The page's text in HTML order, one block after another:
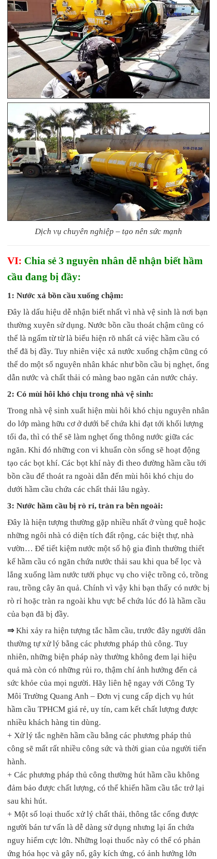
Dịch vụ chuyên nghiệp – tạo nên sức mạnh
VI: Chia sẻ 3 nguyên nhân dễ nhận biết hầm
cầu đang bị đầy:
1: Nước xả bồn cầu xuống chậm:
Đây là dấu hiệu dễ nhận biết nhất vì nhà vệ sinh là nơi bạn
thường xuyên sử dụng. Nước bồn cầu thoát chậm cũng có
thể là ngấm từ từ là biểu hiện rõ nhất cả việc hầm cầu có
thể đã bị đầy. Tuy nhiên việc xả nước xuống chậm cũng có
thể do một số nguyên nhân khác như bồn cầu bị nghẹt, ống
dẫn nước và chất thải có màng bao ngăn cản nước chảy.
2: Có mùi hôi khó chịu trong nhà vệ sinh:
Trong nhà vệ sinh xuất hiện mùi hôi khó chịu nguyên nhân
do lớp màng hữu cơ ở dưới bể chứa khi đạt tới khối lượng
tối đa, thì có thể sẽ làm nghẹt ống thông nước giữa các
ngăn. Khi đó những con vi khuẩn còn sống sẽ hoạt động
tạo các bọt khí. Các bọt khí này đi theo đường hầm cầu tới
bồn cầu để thoát ra ngoài dẫn đến mùi hôi khó chịu do
dưới hầm cầu chứa các chất thải lâu ngày.
3: Nước hầm cầu bị rò rỉ, tràn ra bên ngoài:
Đây là hiện tượng thường gặp nhiều nhất ở vùng quê hoặc
những ngôi nhà có diện tích đất rộng, các biệt thự, nhà
vườn… Để tiết kiệm nước một số hộ gia đình thường thiết
kế hầm cầu có ngăn chứa nước thải sau khi qua bể lọc và
lắng xuống làm nước tưới phục vụ cho việc trồng cỏ, trồng
rau, trồng cây ăn quả. Chính vì vậy khi bạn thấy có nước bị
rò rỉ hoặc tràn ra ngoài khu vực bể chứa lúc đó là hầm cầu
của bạn đã bị đầy.
⇒ Khi xảy ra hiện tượng tắc hầm cầu, trước đây người dân
thường tự xử lý bằng các phương pháp thủ công. Tuy
nhiên, những biện pháp này thường không đem lại hiệu
quả mà còn có những rủi ro, thậm chí ảnh hưởng đến cả
sức khỏe của mọi người. Hãy liên hệ ngay với Công Ty
Môi Trường Quang Anh – Đơn vị cung cấp dịch vụ hút
hầm cầu TPHCM giá rẻ, uy tín, cam kết chất lượng được
nhiều khách hàng tin dùng.
+ Xử lý tắc nghẽn hầm cầu bằng các phương pháp thủ
công sẽ mất rất nhiều công sức và thời gian của người tiến
hành.
+ Các phương pháp thủ công thường hút hầm cầu không
đảm bảo được chất lượng, có thể khiến hầm cầu tắc trở lại
sau khi hút.
+ Một số loại thuốc xử lý chất thải, thông tắc cống được
người bán tư vấn là dễ dàng sử dụng nhưng lại ẩn chứa
nguy hiểm cực lớn. Những loại thuốc này có thể có phản
ứng hóa học và gây nổ, gây kích ứng, có ảnh hưởng lớn